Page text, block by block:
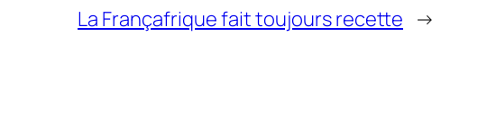
La Françafrique fait toujours recette →